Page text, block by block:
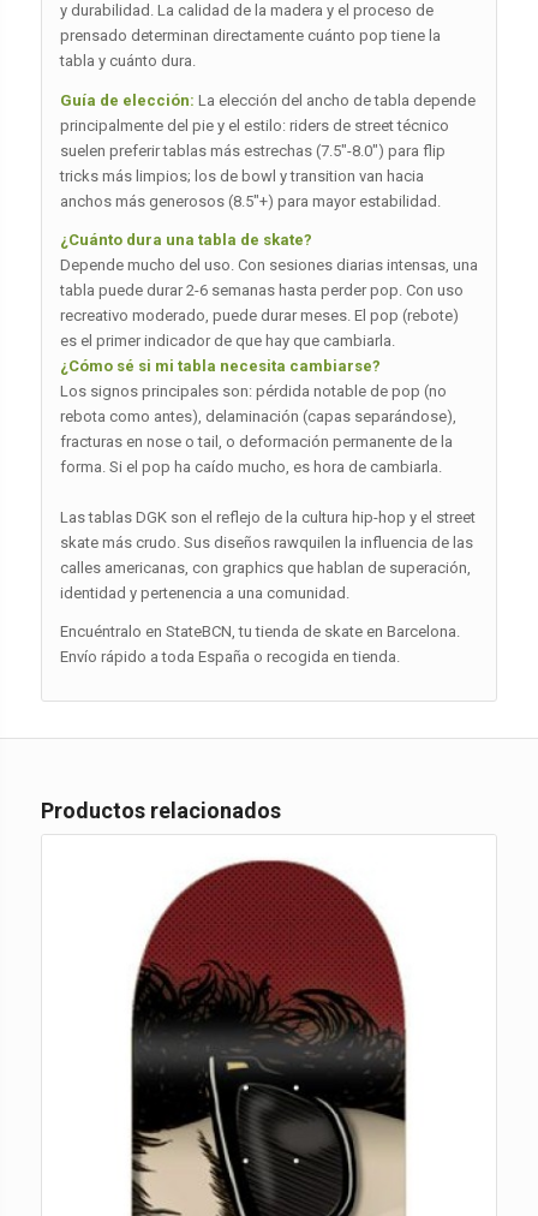
y durabilidad. La calidad de la madera y el proceso de
prensado determinan directamente cuánto pop tiene la
tabla y cuánto dura.
Guía de elección: La elección del ancho de tabla depende
principalmente del pie y el estilo: riders de street técnico
suelen preferir tablas más estrechas (7.5″-8.0″) para flip
tricks más limpios; los de bowl y transition van hacia
anchos más generosos (8.5″+) para mayor estabilidad.
¿Cuánto dura una tabla de skate?
Depende mucho del uso. Con sesiones diarias intensas, una
tabla puede durar 2-6 semanas hasta perder pop. Con uso
recreativo moderado, puede durar meses. El pop (rebote)
es el primer indicador de que hay que cambiarla.
¿Cómo sé si mi tabla necesita cambiarse?
Los signos principales son: pérdida notable de pop (no
rebota como antes), delaminación (capas separándose),
fracturas en nose o tail, o deformación permanente de la
forma. Si el pop ha caído mucho, es hora de cambiarla.
Las tablas DGK son el reflejo de la cultura hip-hop y el street
skate más crudo. Sus diseños rawquilen la influencia de las
calles americanas, con graphics que hablan de superación,
identidad y pertenencia a una comunidad.
Encuéntralo en StateBCN, tu tienda de skate en Barcelona.
Envío rápido a toda España o recogida en tienda.
Productos relacionados